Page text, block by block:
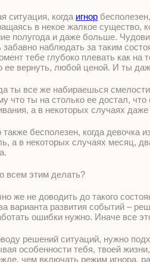
ситуация, когда игнор
в некое жалкое существо,
полугода и даже больше.
забавно наблюдать за таким
тебе глубоко плевать как
ее вернуть, любой ценой. И ты
ты все же набираешься
что ты на столько ее достал,
а в некоторых случаях даже
также бесполезен, когда девочка
а в некоторых случаях месяц,
всем этим делать?
же не доводить до такого
варианта развития событий –
ошибки нужно. Иначе все
решений ситуаций, нужно
особенности тебя, твоей
чем включать режим игнора,